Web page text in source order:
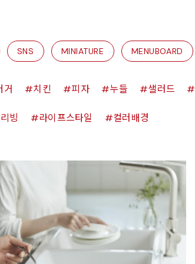
SNS MINIATURE MENUBOARD
거 치킨 피자 누들 샐러드
리빙 라이프스타일 컬러배경